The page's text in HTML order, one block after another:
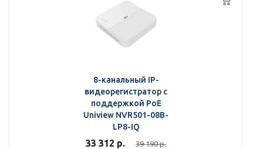
8-канальный IP-
видеорегистратор с
поддержкой PoE
Uniview NVR501-08B-
LP8-IQ
33 312 р. 39 190р.